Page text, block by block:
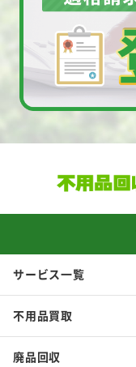
サービス一覧
不用品買取
廃品回収